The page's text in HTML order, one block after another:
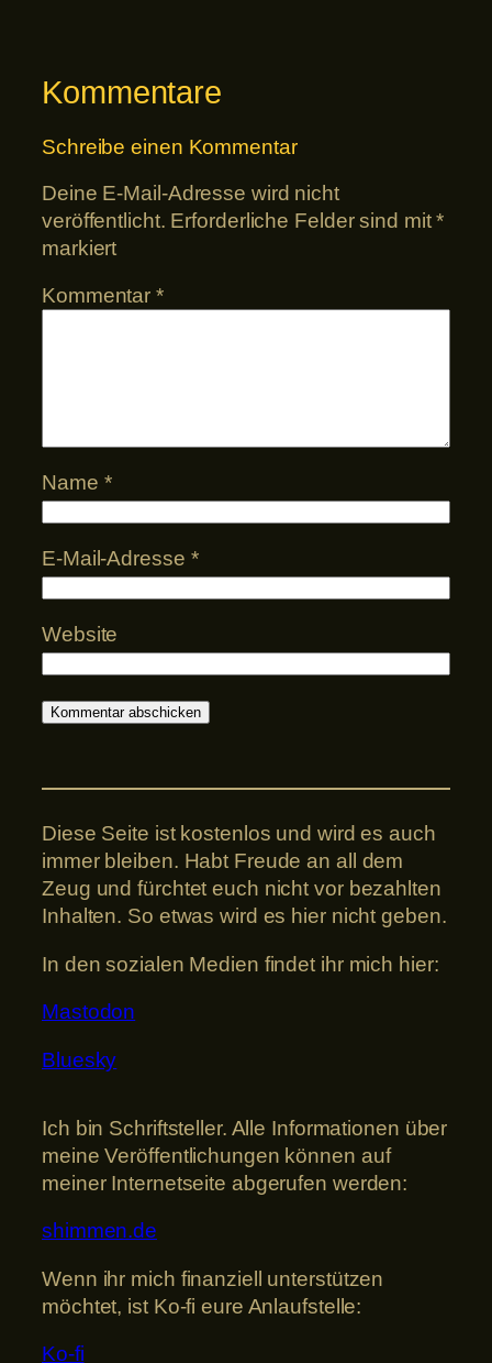
Kommentare
Schreibe einen Kommentar
Deine E-Mail-Adresse wird nicht
veröffentlicht. Erforderliche Felder sind mit*
markiert
Kommentar*
Name *
E-Mail-Adresse *
Website
Diese Seite ist kostenlos und wird es auch
immer bleiben. Habt Freude an all dem
Zeug und fürchtet euch nicht vor bezahlten
Inhalten. So etwas wird es hier nicht geben.
In den sozialen Medien findet ihr mich hier:
Mastodon
Bluesky
Ich bin Schriftsteller. Alle Informationen über
meine Veröffentlichungen können auf
meiner Internetseite abgerufen werden:
shimmen.de
Wenn ihr mich finanziell unterstützen
möchtet, ist Ko-fi eure Anlaufstelle:
Ko-fi